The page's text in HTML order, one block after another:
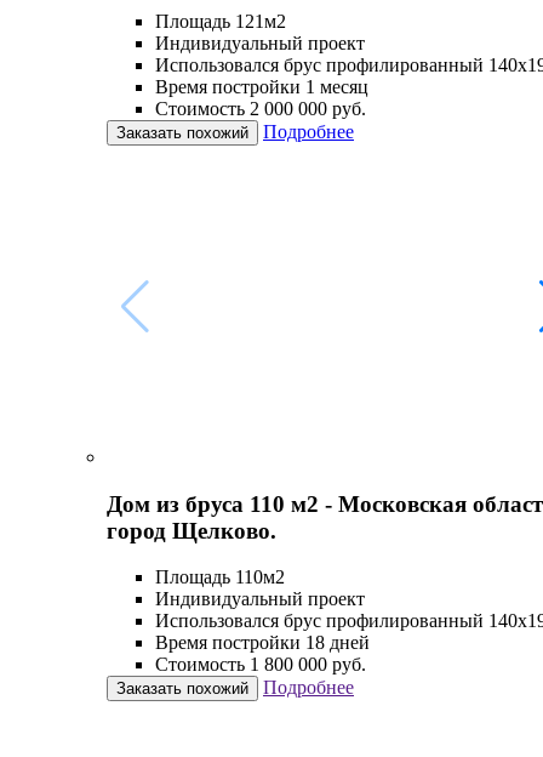
Площадь 121м2
Индивидуальный проект
Использовался брус профилированный
Время постройки 1 месяц
Стоимость 2 000 000 руб.
Заказать похожий Подробнее
Дом из бруса 110 м2 - Московская
город Щелково.
Площадь 110м2
Индивидуальный проект
Использовался брус профилированный
Время постройки 18 дней
Стоимость 1 800 000 руб.
Заказать похожий Подробнее